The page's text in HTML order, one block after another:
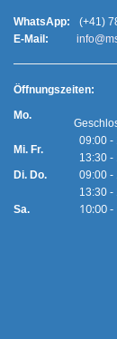
WhatsApp:
(+41)
E-Mail:
Ö
Mo.
Mi. Fr.
Di. Do.
Sa.
09:00 -
13:30 -
10:00